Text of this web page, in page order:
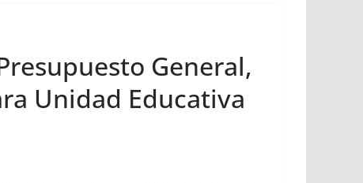
General,
Unidad Educativa